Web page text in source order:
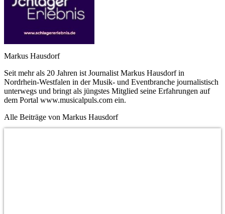
Markus Hausdorf
Seit mehr als 20 Jahren ist Journalist Markus Hausdorf in
Nordrhein-Westfalen in der Musik- und Eventbranche journalistisch
unterwegs und bringt als jüngstes Mitglied seine Erfahrungen auf
dem Portal www.musicalpuls.com ein.
Alle Beiträge von Markus Hausdorf